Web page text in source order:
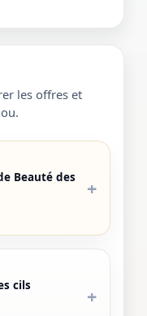
les offres et
Beauté des
cils